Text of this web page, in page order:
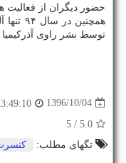
حضور دیگران از
توسط نشر راوی آذركیمیا
1396/10/04
5.0
/ 5
تگهای مطلب: